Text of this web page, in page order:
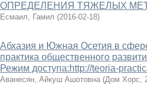
ОПРЕДЕЛЕНИЯ ТЯЖЕЛЫХ
Есмаил, Гамил (2016-02-18)
Абхазия и Южная Осетия в
практика общественного
Режим доступа:http://teoria-
Аванесян, Айкуш Ашотовна (Дом Хорс,